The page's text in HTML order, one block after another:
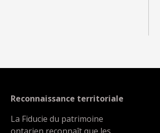
Reconnaissance territoriale
La Fiducie du patrimoine